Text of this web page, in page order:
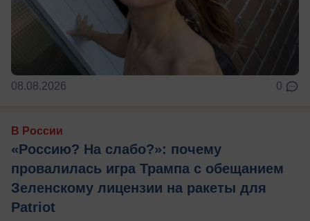
08.08.2026 0
В России
«Россию? На слабо?»: почему
провалилась игра Трампа с обещанием
Зеленскому лицензии на ракеты для
Patriot